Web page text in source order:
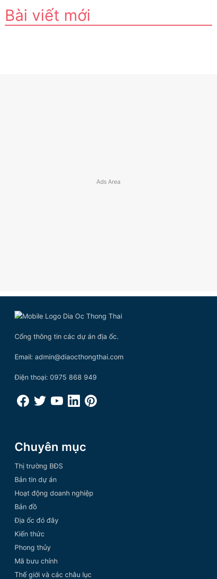
Bài viết mới
Cổng thông tin các dự án địa ốc.
Email: admin@diaocthongthai.com
Điện thoại: 0975 868 949
Chuyên mục
Thị trường BĐS
Bản tin dự án
Hoạt động doanh nghiệp
Bản đồ
Địa ốc đó đây
Kiến thức
Phong thủy
Mã bưu chính
Thế giới và các châu lục